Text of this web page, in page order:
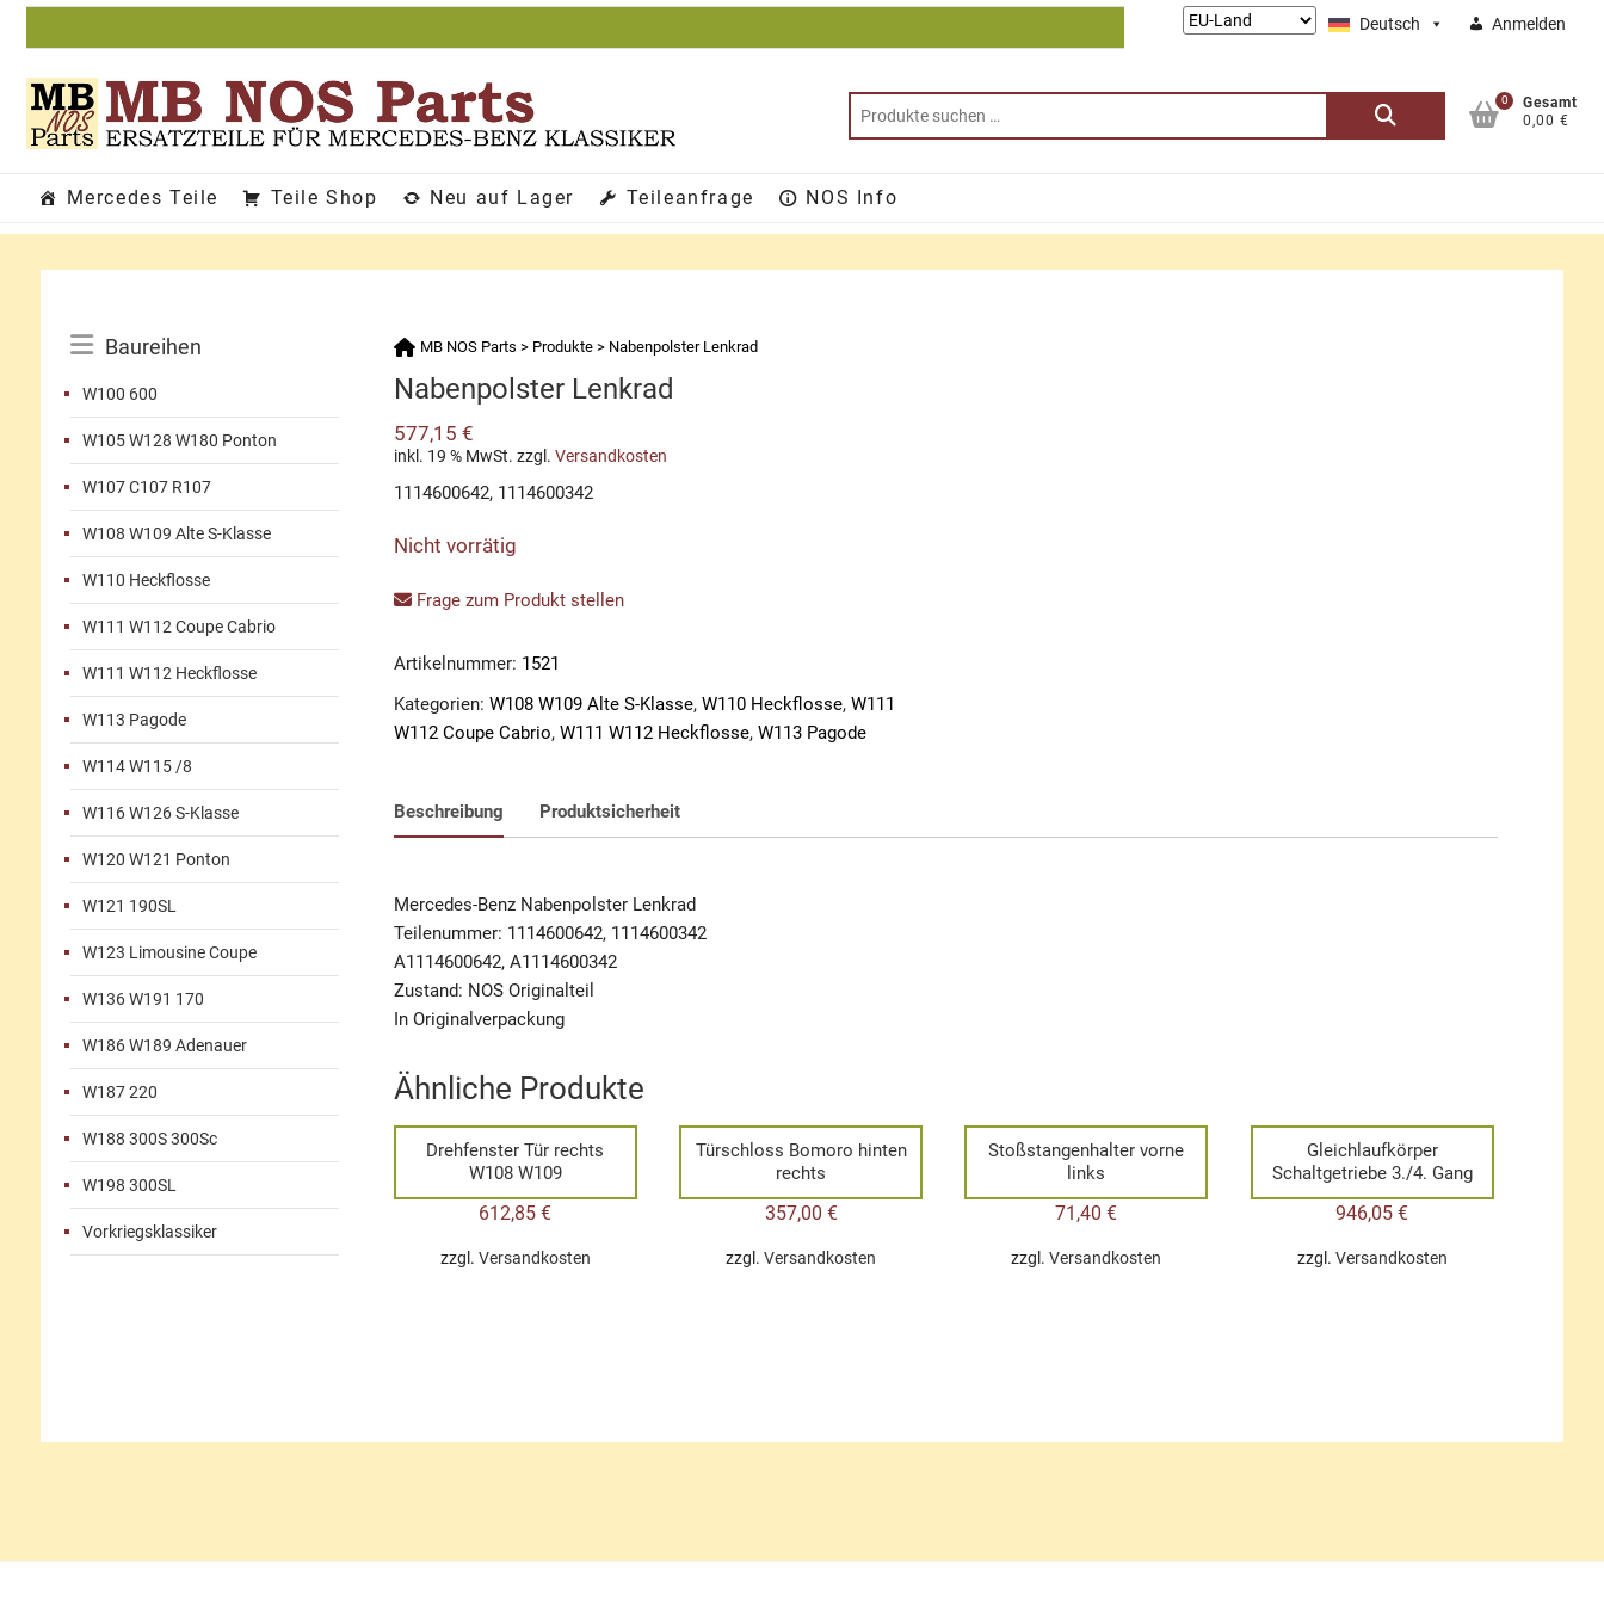
Zum
Deutsch Anmelden
Lieferung
Suchen
0
Gesamt
0,00 €
Mercedes Teile Teile Shop Neu auf Lager Teileanfrage NOS Info
Baureihen
W100 600
W105 W128 W180 Ponton
W107 C107 R107
W108 W109 Alte S-Klasse
W110 Heckflosse
W111 W112 Coupe Cabrio
W111 W112 Heckflosse
W113 Pagode
W114 W115 /8
W116 W126 S-Klasse
W120 W121 Ponton
W121 190SL
W123 Limousine Coupe
W136 W191 170
W186 W189 Adenauer
W187 220
W188 300S 300Sc
W198 300SL
Vorkriegsklassiker
MB NOS Parts > Produkte> Nabenpolster Lenkrad
Nabenpolster Lenkrad
577,15 €
inkl. 19 % MwSt. zzgl. Versandkosten
1114600642, 1114600342
Nicht vorrätig
Frage zum Produkt stellen
Artikelnummer: 1521
Kategorien: W108 W109 Alte S-Klasse, W110 Heckflosse, W111
W112 Coupe Cabrio, W111 W112 Heckflosse, W113 Pagode
Beschreibung Produktsicherheit
Mercedes-Benz Nabenpolster Lenkrad
Teilenummer: 1114600642, 1114600342
A1114600642, A1114600342
Zustand: NOS Originalteil
In Originalverpackung
Ähnliche Produkte
Drehfenster Tür rechts
W108 W109
612,85€
zzgl. Versandkosten
Türschloss Bomoro hinten
rechts
357,00 €
zzgl.Versandkosten
Stoßstangenhalter vorne
links
71,40€
zzgl.Versandkosten
Gleichlaufkörper
Schaltgetriebe 3./4. Gang
946,05€
zzgl. Versandkosten